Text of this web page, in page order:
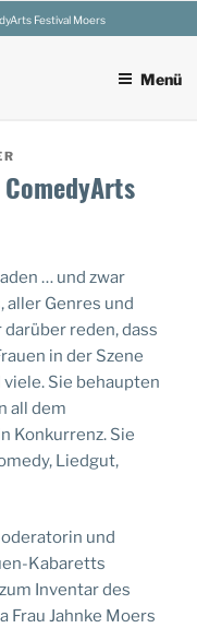
Festival Moers
Menü
… und zwar
Genres und
reden, dass
in der Szene
Sie behaupten
all dem
Konkurrenz. Sie
Liedgut,
und
Kabaretts
Inventar des
Frau Jahnke Moers